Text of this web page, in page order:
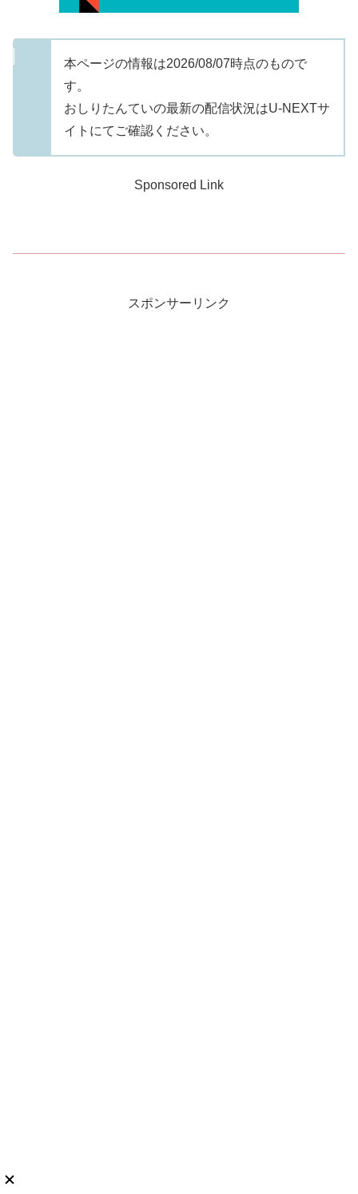
本ページの情報は2026/08/07時点のもので
す。
おしりたんていの最新の配信状況はU-NEXTサ
イトにてご確認ください。
Sponsored Link
スポンサーリンク